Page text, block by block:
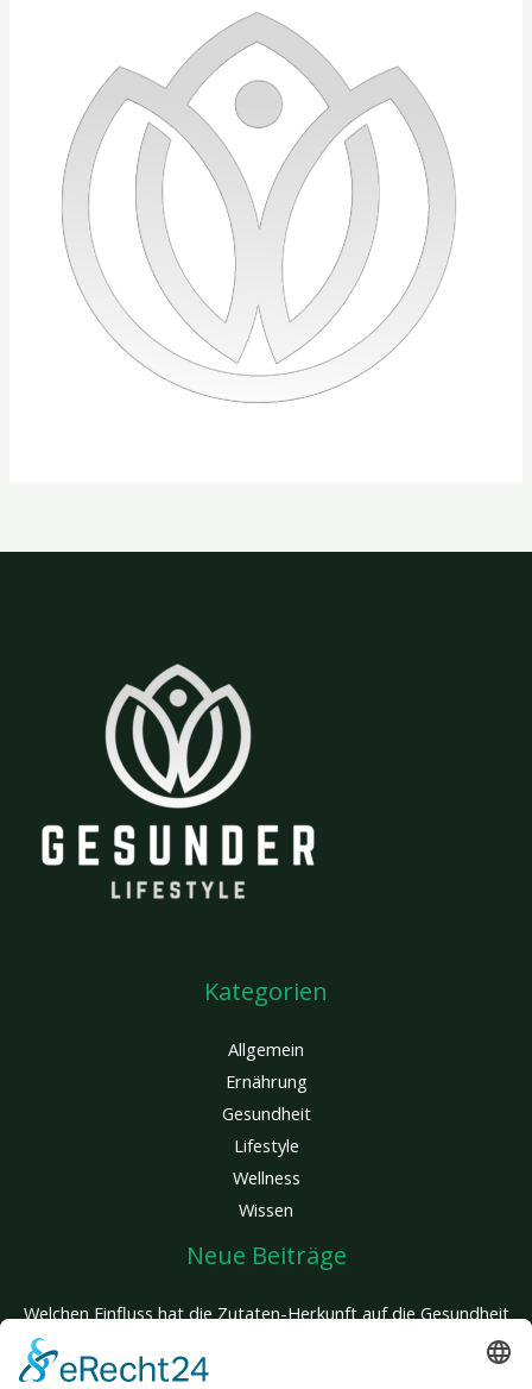
Kategorien
Allgemein
Ernährung
Gesundheit
Lifestyle
Wellness
Wissen
Neue Beiträge
Welchen Einfluss hat die Zutaten-Herkunft auf die Gesundheit
Glatte Haut, kein Aufwand: Entdecke den Unterschied einer